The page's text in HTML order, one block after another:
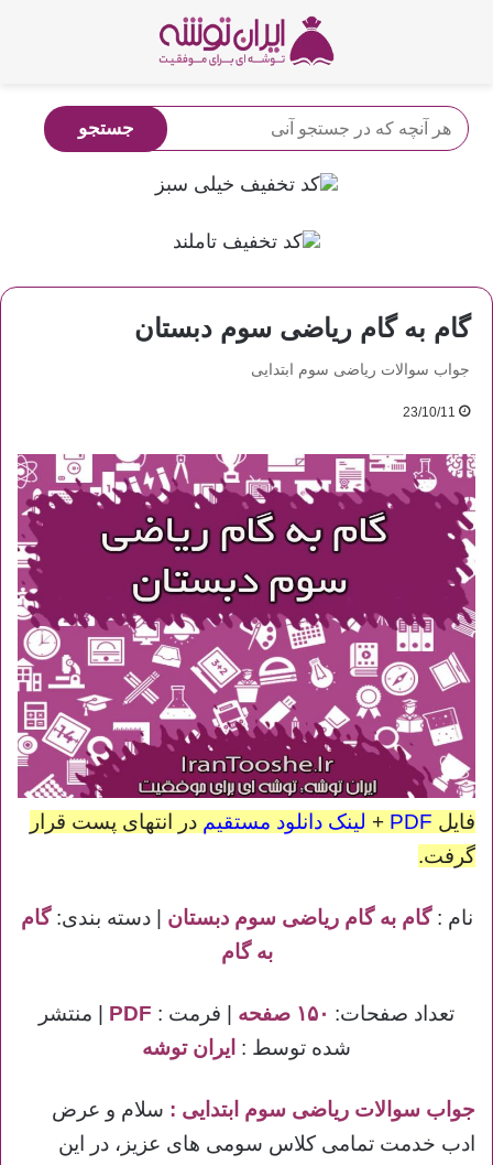
گام به گام ریاضی سوم دبستان
جواب سوالات ریاضی سوم ابتدایی
23/10/11
فایل PDF
+ لینک دانلود مستقیم در انتهای پست قرار
گرفت.
نام :گام به گام ریاضی سوم دبستان | دسته بندی:گام
به گام
تعداد صفحات: ۱۵۰ صفحه | فرمت :
| منتشر
شده توسط : ایران توشه
جواب سوالات ریاضی سوم ابتدایی : سلام و عرض
ادب خدمت تمامی کلاس سومی های عزیز، در این